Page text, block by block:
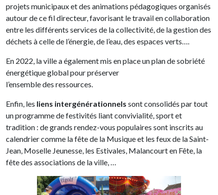
projets municipaux et des animations pédagogiques organisés
autour de ce fil directeur, favorisant le travail en collaboration
entre les différents services de la collectivité, de la gestion des
déchets à celle de l’énergie, de l’eau, des espaces verts….
En 2022, la ville a également mis en place un plan de sobriété
énergétique global pour préserver
l’ensemble des ressources.
Enfin, les liens intergénérationnels sont consolidés par tout
un programme de festivités liant convivialité, sport et
tradition : de grands rendez-vous populaires sont inscrits au
calendrier comme la fête de la Musique et les feux de la Saint-
Jean, Moselle Jeunesse, les Estivales, Malancourt en Fête, la
fête des associations de la ville, …